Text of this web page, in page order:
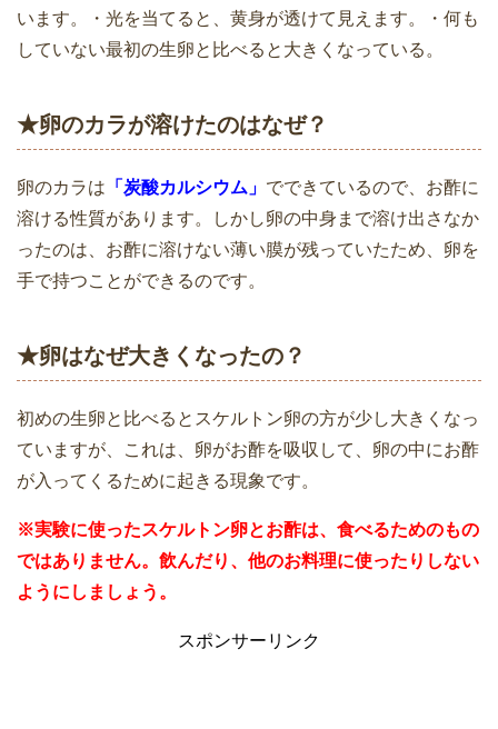
います。・光を当てると、黄身が透けて見えます。・何も
していない最初の生卵と比べると大きくなっている。
★卵のカラが溶けたのはなぜ？
卵のカラは 「炭酸カルシウム」 でできているので、お酢に
溶ける性質があります。しかし卵の中身まで溶け出さなか
ったのは、お酢に溶けない薄い膜が残っていたため、卵を
手で持つことができるのです。
★卵はなぜ大きくなったの？
初めの生卵と比べるとスケルトン卵の方が少し大きくなっ
ていますが、これは、卵がお酢を吸収して、卵の中にお酢
が入ってくるために起きる現象です。
※実験に使ったスケルトン卵とお酢は、食べるためのもの
ではありません。飲んだり、他のお料理に使ったりしない
ようにしましょう。
スポンサーリンク